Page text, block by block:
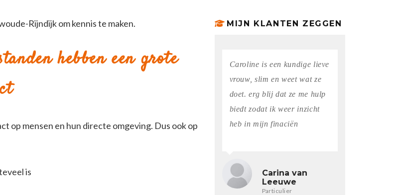
Rijndijk om kennis te maken.
hebben een grote
op mensen en hun directe omgeving. Dus ook op
is
MIJN KLANTEN ZEGGEN
Caroline is een kundige lieve
vrouw, slim en weet wat ze
doet. erg blij dat ze me hulp
biedt zodat ik weer inzicht
heb in mijn finaciën
Carina van
Leeuwe
Particulier